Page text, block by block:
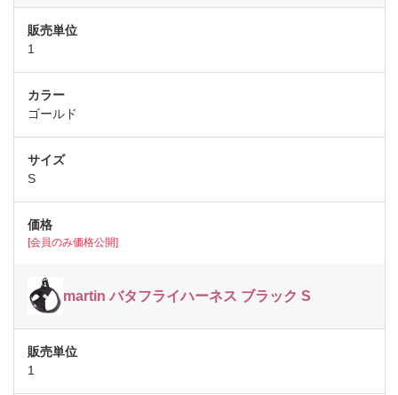
1
ゴールド
S
[会員のみ価格公開]
martin バタフライハーネス ブラック S
1